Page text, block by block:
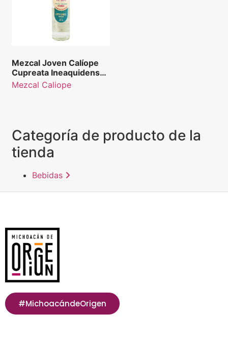
Categoría de producto de la
tienda
Bebidas
Mezcal Joven Calíope
Cupreata Ineaquidens
250ml
Mezcal Caliope
#MichoacándeOrigen